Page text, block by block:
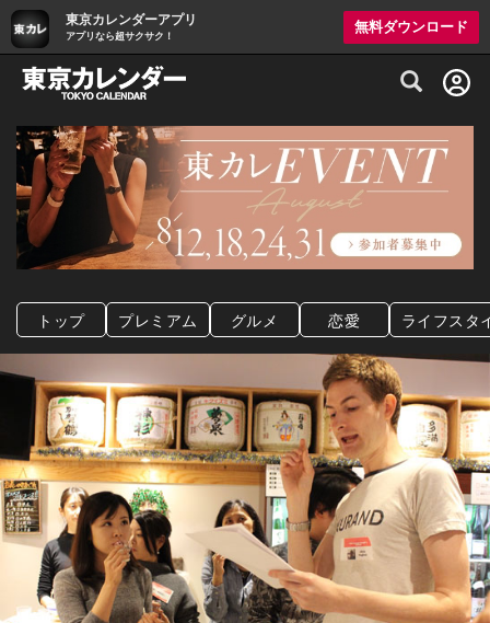
東京カレンダーアプリ
アプリなら超サクサク！
無料ダウンロード
グルメ情報・プレミアムレストラン予約
トップ プレミアム グルメ 恋愛 ライフスタ